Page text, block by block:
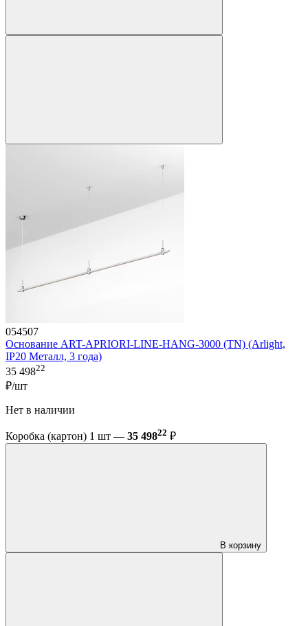
054507
Основание ART-APRIORI-LINE-HANG-3000 (TN) (Arlight,
IP20 Металл, 3 года)
35 49822
₽/шт
Нет в наличии
Коробка (картон) 1 шт — 35 49822 ₽
В корзину